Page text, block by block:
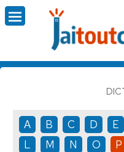
A B C D E
L
M N O P